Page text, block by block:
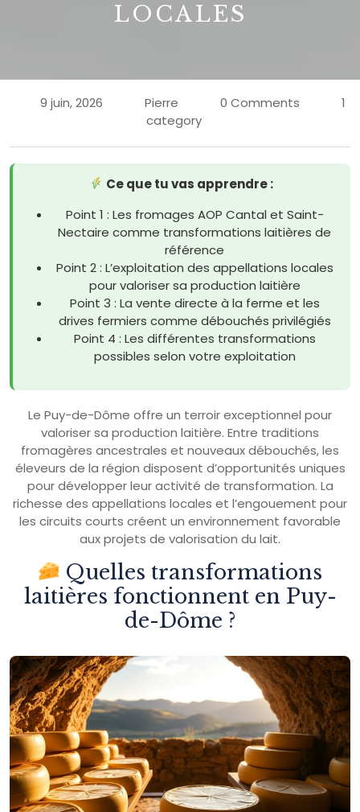
LOCALES
9 juin, 2026 Pierre 0 Comments
1
category
Ce que tu vas apprendre :
Point 1 : Les fromages AOP Cantal et Saint-
Nectaire comme transformations laitières de
référence
Point 2 : L’exploitation des appellations locales
pour valoriser sa production laitière
Point 3 : La vente directe à la ferme et les
drives fermiers comme débouchés privilégiés
Point 4 : Les différentes transformations
possibles selon votre exploitation
Le Puy-de-Dôme offre un terroir exceptionnel pour
valoriser sa production laitière. Entre traditions
fromagères ancestrales et nouveaux débouchés, les
éleveurs de la région disposent d’opportunités uniques
pour développer leur activité de transformation. La
richesse des appellations locales et l’engouement pour
les circuits courts créent un environnement favorable
aux projets de valorisation du lait.
Quelles transformations
laitières fonctionnent en Puy-
de-Dôme ?